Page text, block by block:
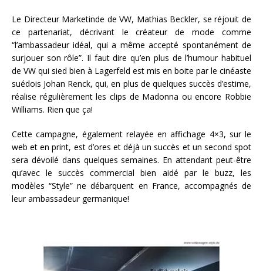
Le Directeur Marketinde de VW, Mathias Beckler, se réjouit de
ce partenariat, décrivant le créateur de mode comme
“l’ambassadeur idéal, qui a même accepté spontanément de
surjouer son rôle”. Il faut dire qu’en plus de l’humour habituel
de VW qui sied bien à Lagerfeld est mis en boite par le cinéaste
suédois Johan Renck, qui, en plus de quelques succès d’estime,
réalise régulièrement les clips de Madonna ou encore Robbie
Williams. Rien que ça!
Cette campagne, également relayée en affichage 4×3, sur le
web et en print, est d’ores et déjà un succès et un second spot
sera dévoilé dans quelques semaines. En attendant peut-être
qu’avec le succès commercial bien aidé par le buzz, les
modèles “Style” ne débarquent en France, accompagnés de
leur ambassadeur germanique!